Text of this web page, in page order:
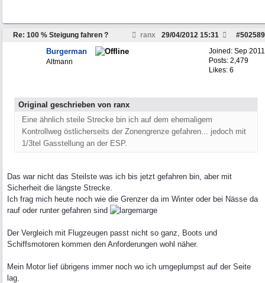
Re: 100 % Steigung fahren ? ranx #502589
29/04/2012 15:31
Joined: Sep 2011
Posts: 2,479
Likes: 6
Burgerman
Altmann
Original geschrieben von ranx
Eine ähnlich steile Strecke bin ich auf dem ehemaligem
Kontrollweg östlicherseits der Zonengrenze gefahren... jedoch mit
1/3tel Gasstellung an der ESP.
Das war nicht das Steilste was ich bis jetzt gefahren bin, aber mit
Sicherheit die längste Strecke.
Ich frag mich heute noch wie die Grenzer da im Winter oder bei Nässe da
rauf oder runter gefahren sind
Der Vergleich mit Flugzeugen passt nicht so ganz, Boots und
Schiffsmotoren kommen den Anforderungen wohl näher.
Mein Motor lief übrigens immer noch wo ich umgeplumpst auf der Seite
lag.